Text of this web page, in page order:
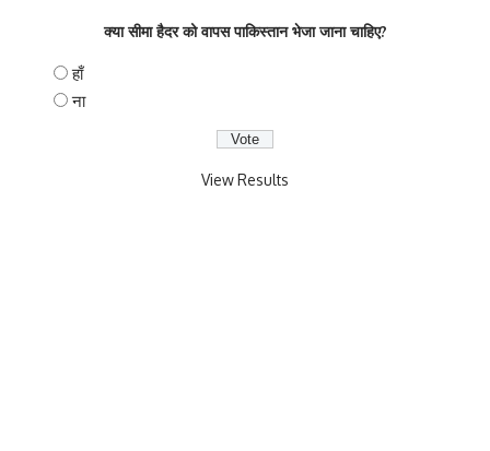
क्या सीमा हैदर को वापस पाकिस्तान भेजा जाना चाहिए?
हाँ
ना
View Results